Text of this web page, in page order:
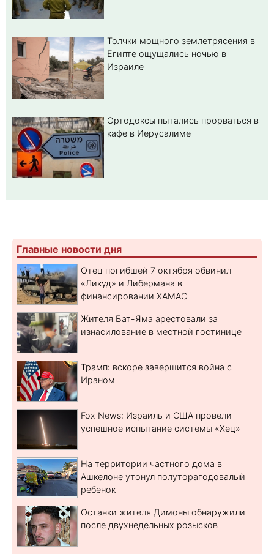
Толчки мощного землетрясения в
Египте ощущались ночью в
Израиле
Ортодоксы пытались прорваться в
кафе в Иерусалиме
Главные новости дня
Отец погибшей 7 октября обвинил
«Ликуд» и Либермана в
финансировании ХАМАС
Жителя Бат-Яма арестовали за
изнасилование в местной гостинице
Трамп: вскоре завершится война с
Ираном
Fox News: Израиль и США провели
успешное испытание системы «Хец»
На территории частного дома в
Ашкелоне утонул полуторагодовалый
ребенок
Останки жителя Димоны обнаружили
после двухнедельных розысков